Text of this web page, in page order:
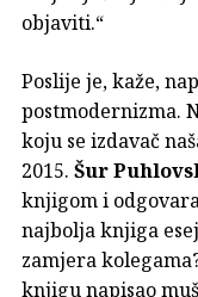
objaviti.“
Poslije je, kaže,
postmodernizma.
koju se izdavač
2015. Šur
knjigom i
najbolja knjiga
zamjera
knjigu napisao